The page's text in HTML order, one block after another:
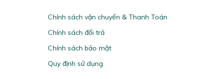
Chính sách vận chuyển & Thanh Toán
Chính sách đổi trả
Chính sách bảo mật
Quy định sử dụng